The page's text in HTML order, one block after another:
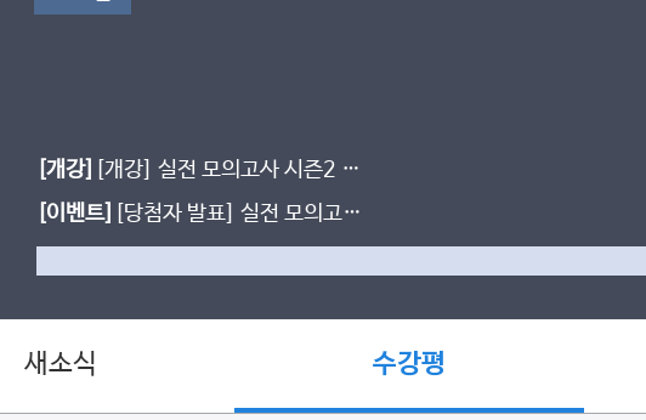
[개강]
[개강] 실전 모의고사 시즌2 개
강&교재 입고
[이벤트]
[당첨자 발표] 실전 모의고사
새소식 수강평